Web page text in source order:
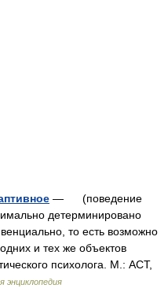
— (поведение
детерминировано
то есть возможно
и тех же объектов
психолога. М.: АСТ,
энциклопедия